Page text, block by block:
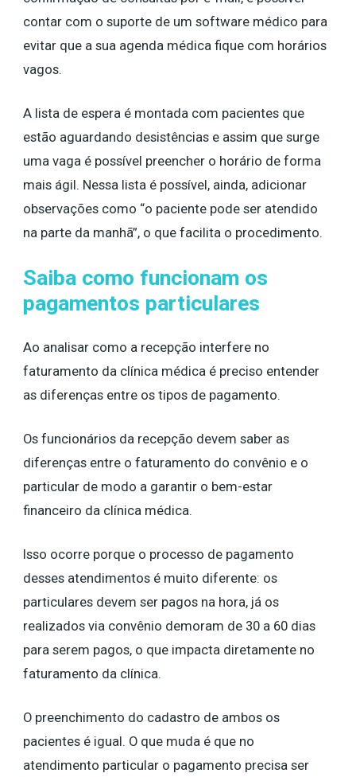
contar com o suporte de um software médico para
evitar que a sua agenda médica fique com horários
vagos.
A lista de espera é montada com pacientes que
estão aguardando desistências e assim que surge
uma vaga é possível preencher o horário de forma
mais ágil. Nessa lista é possível, ainda, adicionar
observações como “o paciente pode ser atendido
na parte da manhã”, o que facilita o procedimento.
Saiba como funcionam os
pagamentos particulares
Ao analisar como a recepção interfere no
faturamento da clínica médica é preciso entender
as diferenças entre os tipos de pagamento.
Os funcionários da recepção devem saber as
diferenças entre o faturamento do convênio e o
particular de modo a garantir o bem-estar
financeiro da clínica médica.
Isso ocorre porque o processo de pagamento
desses atendimentos é muito diferente: os
particulares devem ser pagos na hora, já os
realizados via convênio demoram de 30 a 60 dias
para serem pagos, o que impacta diretamente no
faturamento da clínica.
O preenchimento do cadastro de ambos os
pacientes é igual. O que muda é que no
atendimento particular o pagamento precisa ser